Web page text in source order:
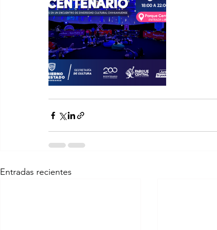
Entradas recientes